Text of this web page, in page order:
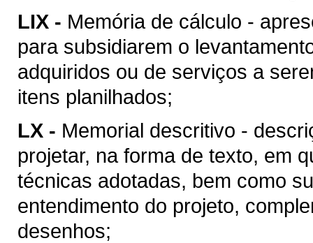
LIX - Memória de cálculo -
para subsidiarem o
adquiridos ou de serviços a
itens planilhados;
LX - Memorial descritivo -
projetar, na forma de texto, em
técnicas adotadas, bem como
entendimento do projeto,
desenhos;